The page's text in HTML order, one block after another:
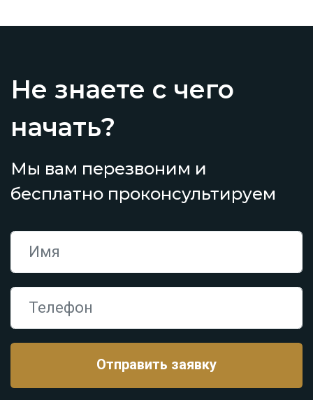
Не знаете с чего
начать?
Мы вам перезвоним и
бесплатно проконсультируем